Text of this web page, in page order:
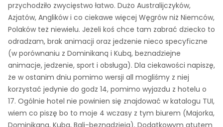
przychodziło zwycięstwo łatwo. Dużo Australijczyków,
Azjatów, Anglików i co ciekawe więcej Węgrów niż Niemców,
Polaków też niewielu. Jeżeli koś chce tam zabrać dziecko to
odradzam, brak animacji oraz jedzenie nieco specyficzne
(w porównaniu z Dominikaną i Kubą, beznadziejne
animacje, jedzenie, sport i obsługa). Dla ciekawości napiszę,
że w ostanim dniu pomimo wersji all mogliśmy z niej
korzystać jedynie do godz 14, pomimo wyjazdu z hotelu o
17. Ogólnie hotel nie powinien się znajdować w katalogu TUI,
wiem co piszę bo to moje 4 wczasy z tym biurem (Majorka,
Dominikana, Kuba, Bali-beznadzieja). Dodatkowym atutem